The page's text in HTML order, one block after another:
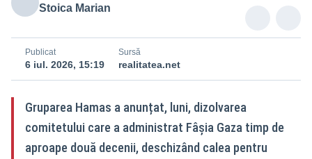
Stoica Marian
Publicat
6 iul. 2026, 15:19
Sursă
realitatea.net
Gruparea Hamas a anunțat, luni, dizolvarea
comitetului care a administrat Fâșia Gaza timp de
aproape două decenii, deschizând calea pentru